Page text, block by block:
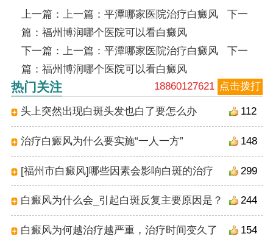
上一篇：上一篇： 平潭哪家医院治疗白癜风 下一
篇： 福州博润哪个医院可以看白癜风
下一篇：上一篇： 平潭哪家医院治疗白癜风 下一
篇： 福州博润哪个医院可以看白癜风
18860127621 点击拨打
热门关注
112
头上突然出现白斑头发也白了要怎么办
148
治疗白癜风为什么要实施“一人一方”
299
[福州市白癜风]哪些因素会影响白斑的治疗
244
白癜风为什么会_引起白斑反复主要原因是？
154
白癜风为何越治疗越严重，治疗时间变久了